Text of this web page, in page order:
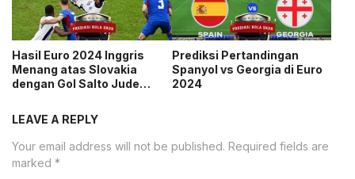
Hasil Euro 2024 Inggris
Menang atas Slovakia
dengan Gol Salto Jude
Prediksi Pertandingan
Spanyol vs Georgia di Euro
2024
LEAVE A REPLY
Your email address will not be published. Required fields are
marked *